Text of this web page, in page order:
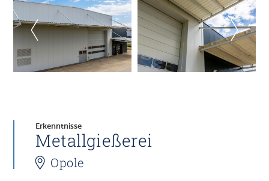
Erkenntnisse
Metallgießerei
Opole